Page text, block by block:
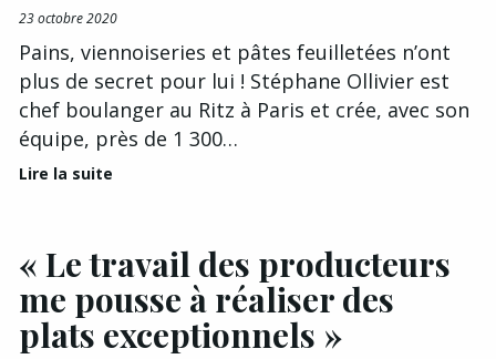
23 octobre 2020
Pains, viennoiseries et pâtes feuilletées n’ont
plus de secret pour lui ! Stéphane Ollivier est
chef boulanger au Ritz à Paris et crée, avec son
équipe, près de 1 300…
Lire la suite
« Le travail des producteurs
me pousse à réaliser des
plats exceptionnels »